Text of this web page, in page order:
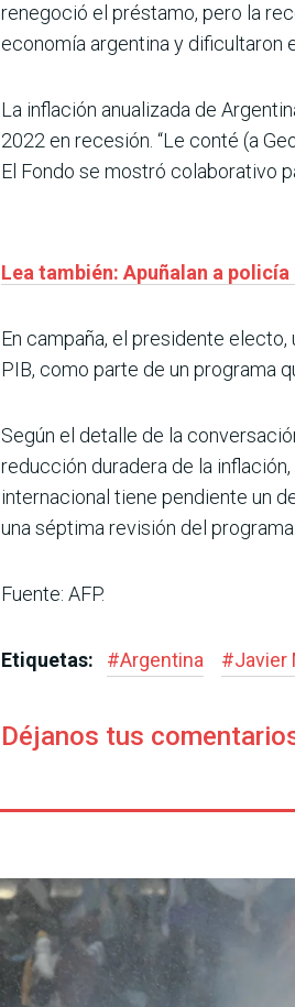
renegoció el préstamo, pero la
economía argentina y dificultaron
La inflación anualizada de
2022 en recesión. “Le conté (a
El Fondo se mostró colaborativo
Lea también: Apuñalan a
En campaña, el presidente
PIB, como parte de un programa
Según el detalle de la
reducción duradera de la
internacional tiene pendiente un
una séptima revisión del programa.
Fuente: AFP.
Etiquetas: #Argentina #Javier
Déjanos tus